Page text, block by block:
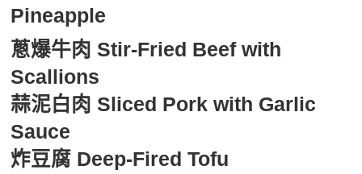
Pineapple
蔥爆牛肉 Stir-Fried Beef with
Scallions
蒜泥白肉 Sliced Pork with Garlic
Sauce
炸豆腐 Deep-Fired Tofu